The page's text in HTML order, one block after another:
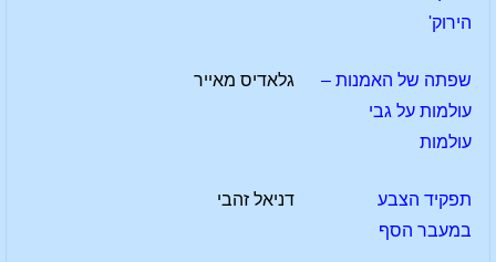
הירוק'
שפתה של האמנות –
עולמות על גבי
עולמות
גלאדיס מאייר
תפקיד הצבע
במעבר הסף
דניאל זהבי